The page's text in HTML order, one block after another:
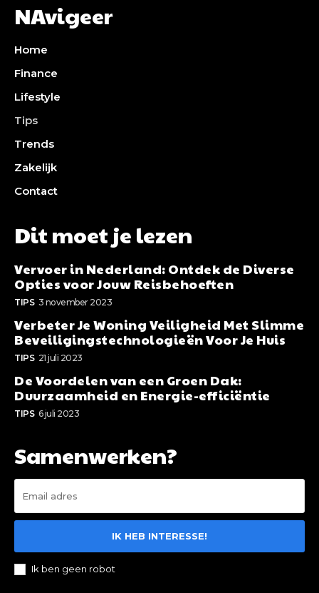
NAvigeer
Home
Finance
Lifestyle
Tips
Trends
Zakelijk
Contact
Dit moet je lezen
Vervoer in Nederland: Ontdek de Diverse
Opties voor Jouw Reisbehoeften
TIPS 3 november 2023
Verbeter Je Woning Veiligheid Met Slimme
Beveiligingstechnologieën Voor Je Huis
TIPS 21 juli 2023
De Voordelen van een Groen Dak:
Duurzaamheid en Energie-efficiëntie
TIPS 6 juli 2023
Samenwerken?
IK HEB INTERESSE!
Ik ben geen robot